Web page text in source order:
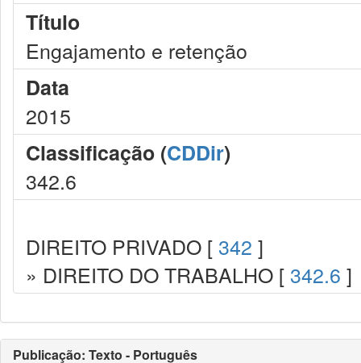
Título
Engajamento e retenção
Data
2015
Classificação (CDDir)
342.6
DIREITO PRIVADO [ 342 ]
» DIREITO DO TRABALHO [ 342.6 ]
Publicação: Texto - Português